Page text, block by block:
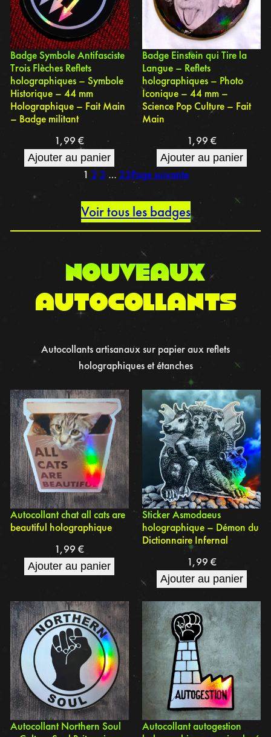
Badge Symbole Antifasciste
Trois Flèches Reflets
holographiques – Symbole
Historique – 44 mm
Holographique – Fait Main
– Badge militant
1,99€
Ajouter au panier
Badge Einstein qui Tire la
Langue – Reflets
holographiques – Photo
Iconique – 44 mm –
Science Pop Culture – Fait
Main
1,99 €
Ajouter au panier
1 2 3 … 23Page suivante
Voir tous les badges
nouveaux
autocollants
Autocollants artisanaux sur papier aux reflets
holographiques et étanches
Autocollant chat all cats are
beautiful holographique
1,99€
Ajouter au panier
Sticker Asmodaeus
holographique – Démon du
Dictionnaire Infernal
1,99 €
Ajouter au panier
Autocollant Northern Soul
Autocollant autogestion